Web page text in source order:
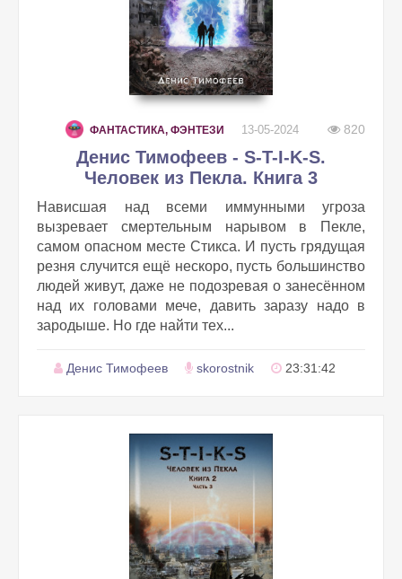
ФАНТАСТИКА, ФЭНТЕЗИ 13-05-2024 820
Денис Тимофеев - S-T-I-K-S.
Человек из Пекла. Книга 3
Нависшая над всеми иммунными угроза
вызревает смертельным нарывом в Пекле,
самом опасном месте Стикса. И пусть грядущая
резня случится ещё нескоро, пусть большинство
людей живут, даже не подозревая о занесённом
над их головами мече, давить заразу надо в
зародыше. Но где найти тех...
Денис Тимофеев skorostnik 23:31:42